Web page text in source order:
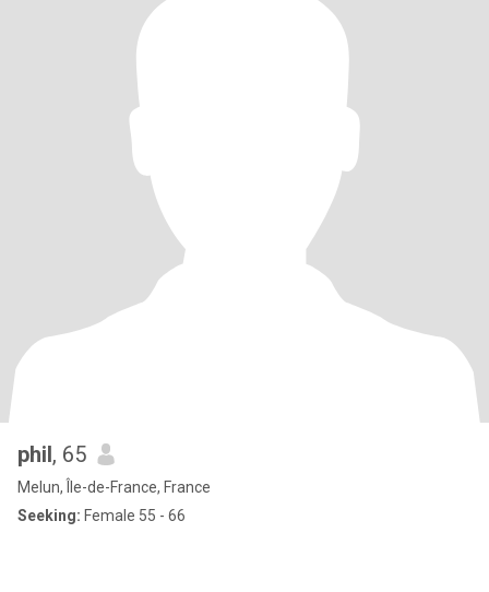
phil, 65
Melun, Île-de-France, France
Seeking: Female 55 - 66